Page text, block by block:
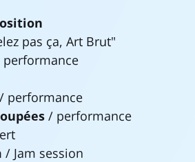
pas ça, Art Brut"
performance
/ performance
/ performance
/ Jam session